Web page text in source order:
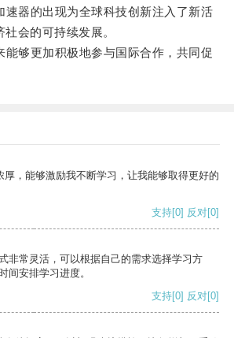
器的出现为全球科技创新注入了新活
会的可持续发展。
够更加积极地参与国际合作，共同促
厚，能够激励我不断学习，让我能够取得更好的
支持[0] 反对[0]
非常灵活，可以根据自己的需求选择学习方
间安排学习进度。
支持[0] 反对[0]